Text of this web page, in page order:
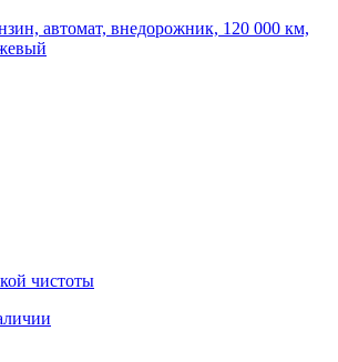
автомат, внедорожник, 120 000 км,
чистоты